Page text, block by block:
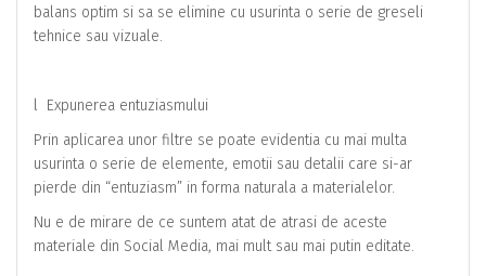
balans optim si sa se elimine cu usurinta o serie de greseli
tehnice sau vizuale.
l Expunerea entuziasmului
Prin aplicarea unor filtre se poate evidentia cu mai multa
usurinta o serie de elemente, emotii sau detalii care si-ar
pierde din “entuziasm” in forma naturala a materialelor.
Nu e de mirare de ce suntem atat de atrasi de aceste
materiale din Social Media, mai mult sau mai putin editate.